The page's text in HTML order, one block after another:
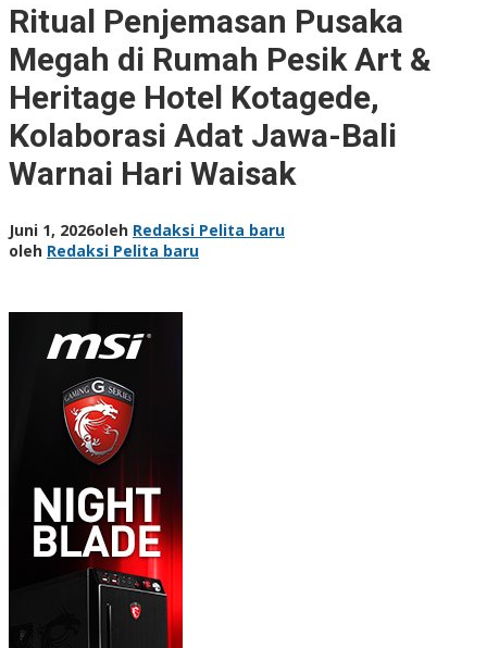
Ritual Penjemasan Pusaka
Megah di Rumah Pesik Art &
Heritage Hotel Kotagede,
Kolaborasi Adat Jawa-Bali
Warnai Hari Waisak
Juni 1, 2026oleh Redaksi Pelita baru
oleh Redaksi Pelita baru